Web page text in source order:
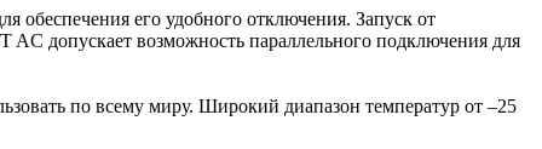
его удобного отключения. Запуск от
допускает возможность параллельного подключения для
по всему миру. Широкий диапазон температур от –25